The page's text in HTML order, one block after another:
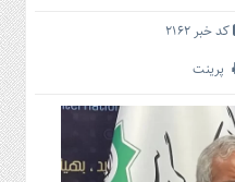
کد خبر 2162
پرینت